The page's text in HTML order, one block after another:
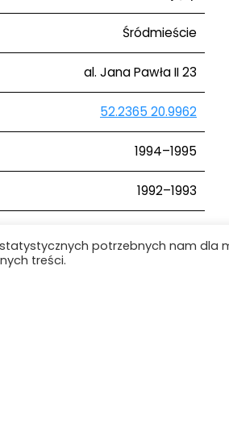
Śródmieście
al. Jana Pawła II 23
52.2365 20.9962
1994–1995
1992–1993
potrzebnych nam dla
treści.